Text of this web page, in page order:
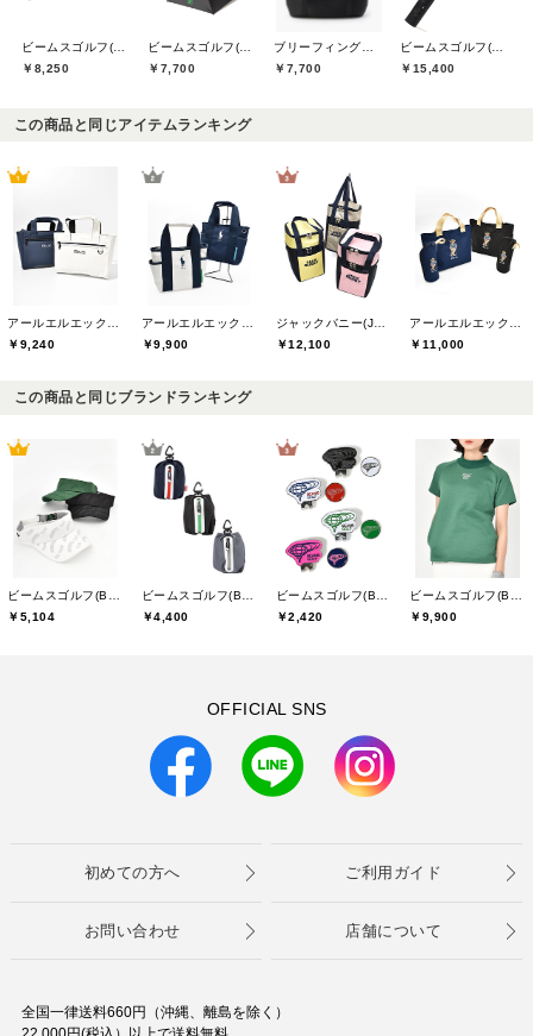
￥8,250
￥7,700
￥7,700
￥15,400
この商品と同じアイテムランキング
￥9,240
￥9,900
￥12,100
￥11,000
この商品と同じブランドランキング
￥5,104
￥4,400
￥2,420
￥9,900
OFFICIAL SNS
初めての方へ ご利用ガイド
お問い合わせ 店舗について
全国一律送料660円（沖縄、離島を除く）